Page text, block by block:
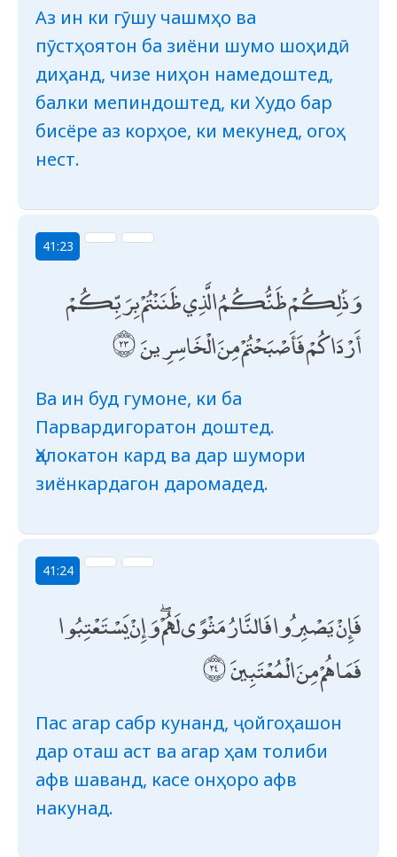
Аз ин ки гӯшу чашмҳо ва
пӯстҳоятон ба зиёни шумо шоҳидӣ
диҳанд, чизе ниҳон намедоштед,
балки мепиндоштед, ки Худо бар
бисёре аз корҳое, ки мекунед, огоҳ
нест.
41:23
وَذَٰلِكُمْ ظَنُّكُمُ الَّذِي ظَنَنْتُمْ بِرَبِّكُمْ
أَرْدَاكُمْ فَأَصْبَحْتُمْ مِنَ الْخَاسِرِينَ
Ва ин буд гумоне, ки ба
Парвардигоратон доштед.
Ҳалокатон кард ва дар шумори
зиёнкардагон даромадед.
41:24
فَإِنْ يَصْبِرُوا فَالنَّارُ مَثْوًى لَهُمْ ۖ وَإِنْ يَسْتَعْتِبُوا
فَمَا هُمْ مِنَ الْمُعْتَبِينَ
Пас агар сабр кунанд, ҷойгоҳашон
дар оташ аст ва агар ҳам толиби
афв шаванд, касе онҳоро афв
накунад.